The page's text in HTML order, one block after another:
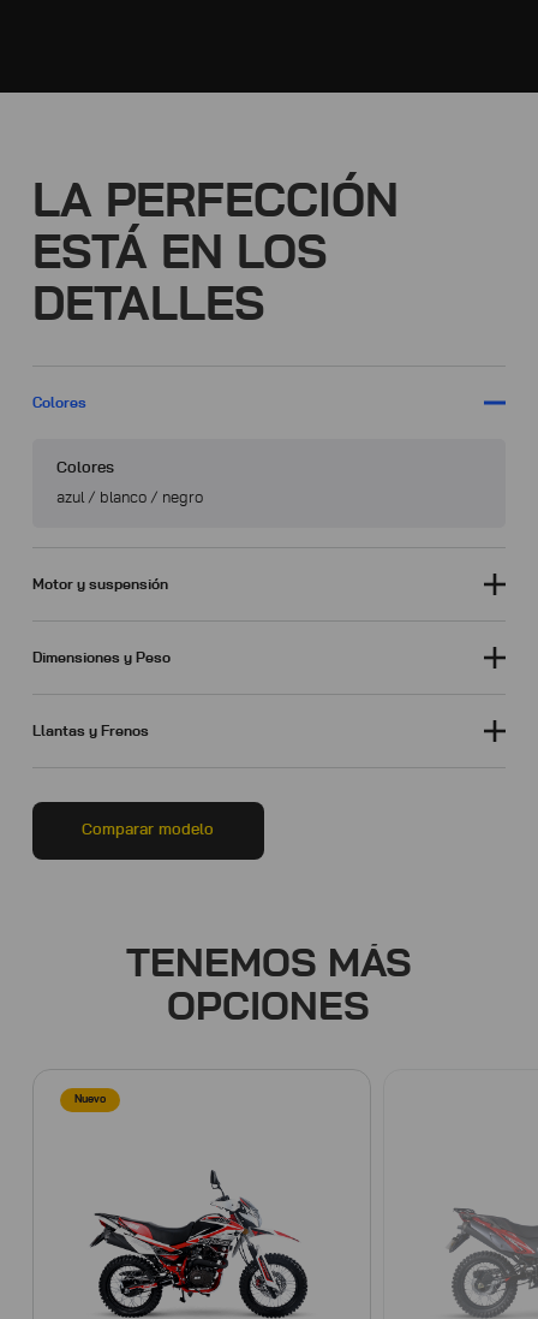
LA PERFECCIÓN
ESTÁ EN LOS
DETALLES
Colores
Colores
azul / blanco / negro
Motor y suspensión
Dimensiones y Peso
Llantas y Frenos
Comparar modelo
TENEMOS MÁS
OPCIONES
Nuevo